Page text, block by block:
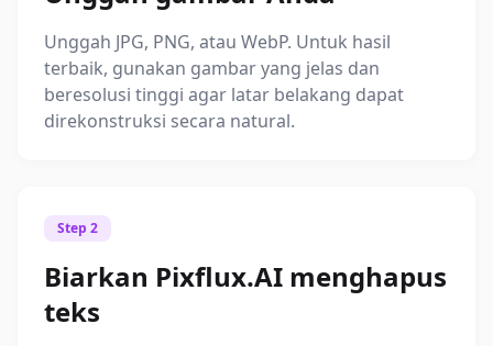
Unggah JPG, PNG, atau WebP. Untuk hasil
terbaik, gunakan gambar yang jelas dan
beresolusi tinggi agar latar belakang dapat
direkonstruksi secara natural.
Step 2
Biarkan Pixflux.AI menghapus
teks